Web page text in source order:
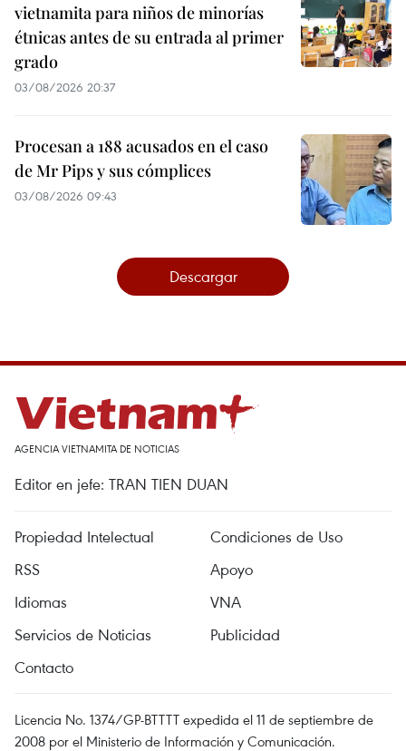
vietnamita para niños de minorías
étnicas antes de su entrada al primer
grado
03/08/2026 20:37
Procesan a 188 acusados en el caso
de Mr Pips y sus cómplices
03/08/2026 09:43
Descargar
AGENCIA VIETNAMITA DE NOTICIAS
Editor en jefe: TRAN TIEN DUAN
Propiedad Intelectual
Condiciones de Uso
RSS
Apoyo
Idiomas
VNA
Servicios de Noticias
Publicidad
Contacto
Licencia No. 1374/GP-BTTTT expedida el 11 de septiembre de
2008 por el Ministerio de Información y Comunicación.